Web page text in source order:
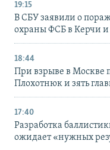
19:15
В СБУ заявили о
охраны ФСБ в Керчи и
18:44
При взрыве в Москве
Плохотнюк и зять
17:40
Разработка
ожидает «нужных